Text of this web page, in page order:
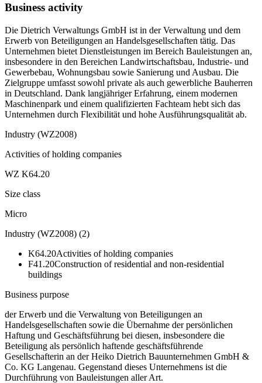
Business activity
Die Dietrich Verwaltungs GmbH ist in der Verwaltung und dem
Erwerb von Beteiligungen an Handelsgesellschaften tätig. Das
Unternehmen bietet Dienstleistungen im Bereich Bauleistungen an,
insbesondere in den Bereichen Landwirtschaftsbau, Industrie- und
Gewerbebau, Wohnungsbau sowie Sanierung und Ausbau. Die
Zielgruppe umfasst sowohl private als auch gewerbliche Bauherren
in Deutschland. Dank langjähriger Erfahrung, einem modernen
Maschinenpark und einem qualifizierten Fachteam hebt sich das
Unternehmen durch Flexibilität und hohe Ausführungsqualität ab.
Industry (WZ2008)
Activities of holding companies
WZ K64.20
Size class
Micro
Industry (WZ2008) (2)
K64.20Activities of holding companies
F41.20Construction of residential and non-residential
buildings
Business purpose
der Erwerb und die Verwaltung von Beteiligungen an
Handelsgesellschaften sowie die Übernahme der persönlichen
Haftung und Geschäftsführung bei diesen, insbesondere die
Beteiligung als persönlich haftende geschäftsführende
Gesellschafterin an der Heiko Dietrich Bauunternehmen GmbH &
Co. KG Langenau. Gegenstand dieses Unternehmens ist die
Durchführung von Bauleistungen aller Art.